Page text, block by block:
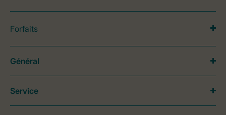
Forfaits
Général
Service